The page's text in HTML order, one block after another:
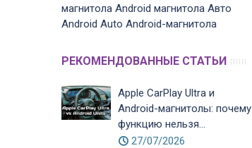
магнитола Android магнитола Авто
Android Auto Android-магнитола
РЕКОМЕНДОВАННЫЕ СТАТЬИ
Apple CarPlay Ultra и
Android-магнитолы: почему
функцию нельзя...
27/07/2026